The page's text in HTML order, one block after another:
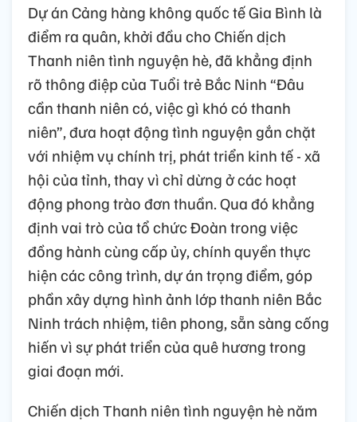
Dự án Cảng hàng không quốc tế Gia Bình là
điểm ra quân, khởi đầu cho Chiến dịch
Thanh niên tình nguyện hè, đã khẳng định
rõ thông điệp của Tuổi trẻ Bắc Ninh “Đâu
cần thanh niên có, việc gì khó có thanh
niên”, đưa hoạt động tình nguyện gắn chặt
với nhiệm vụ chính trị, phát triển kinh tế - xã
hội của tỉnh, thay vì chỉ dừng ở các hoạt
động phong trào đơn thuần. Qua đó khẳng
định vai trò của tổ chức Đoàn trong việc
đồng hành cùng cấp ủy, chính quyền thực
hiện các công trình, dự án trọng điểm, góp
phần xây dựng hình ảnh lớp thanh niên Bắc
Ninh trách nhiệm, tiên phong, sẵn sàng cống
hiến vì sự phát triển của quê hương trong
giai đoạn mới.
Chiến dịch Thanh niên tình nguyện hè năm